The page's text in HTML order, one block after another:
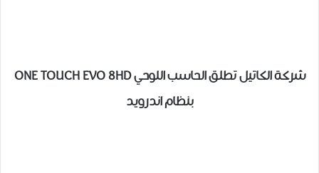
شركة الكاتيل تطلق الحاسب اللوحي ONE TOUCH EVO 8HD
بنظام اندرويد